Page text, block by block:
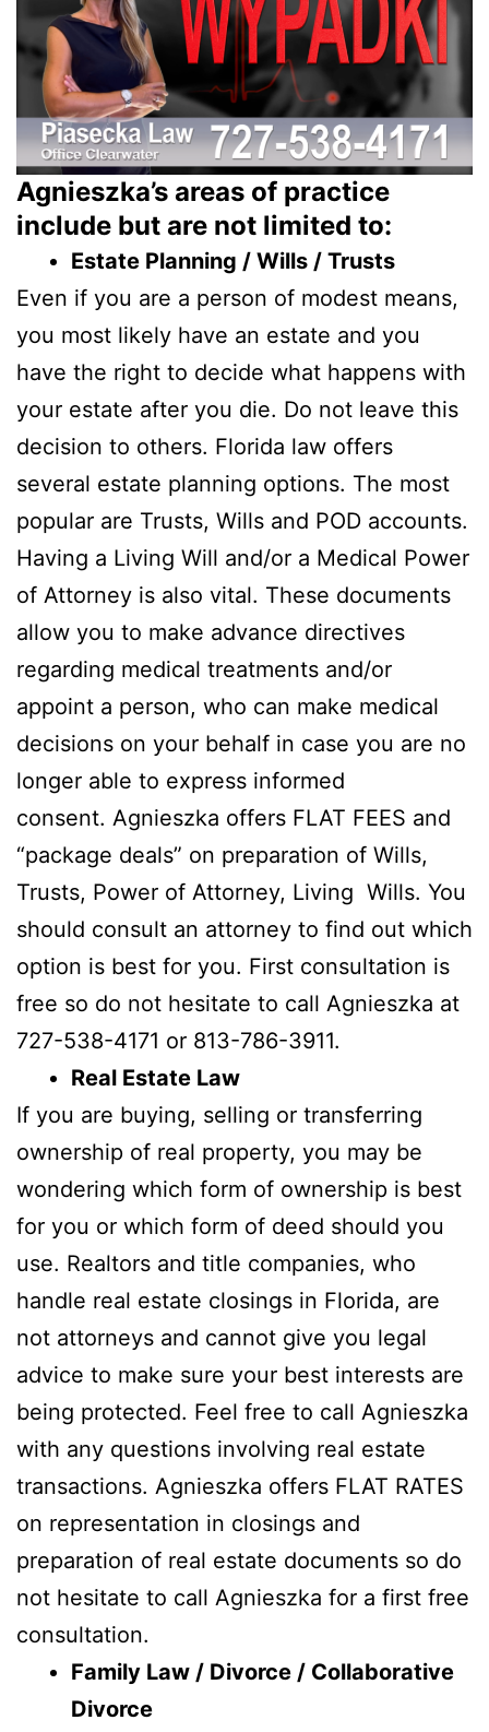
Agnieszka’s areas of practice
include but are not limited to:
Estate Planning / Wills / Trusts
Even if you are a person of modest means,
you most likely have an estate and you
have the right to decide what happens with
your estate after you die. Do not leave this
decision to others. Florida law offers
several estate planning options. The most
popular are Trusts, Wills and POD accounts.
Having a Living Will and/or a Medical Power
of Attorney is also vital. These documents
allow you to make advance directives
regarding medical treatments and/or
appoint a person, who can make medical
decisions on your behalf in case you are no
longer able to express informed
consent. Agnieszka offers FLAT FEES and
“package deals” on preparation of Wills,
Trusts, Power of Attorney, Living Wills. You
should consult an attorney to find out which
option is best for you. First consultation is
free so do not hesitate to call Agnieszka at
727-538-4171 or 813-786-3911.
Real Estate Law
If you are buying, selling or transferring
ownership of real property, you may be
wondering which form of ownership is best
for you or which form of deed should you
use. Realtors and title companies, who
handle real estate closings in Florida, are
not attorneys and cannot give you legal
advice to make sure your best interests are
being protected. Feel free to call Agnieszka
with any questions involving real estate
transactions. Agnieszka offers FLAT RATES
on representation in closings and
preparation of real estate documents so do
not hesitate to call Agnieszka for a first free
consultation.
Family Law / Divorce / Collaborative
Divorce